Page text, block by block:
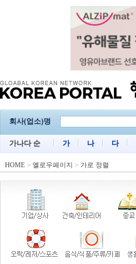
회사(업소)명
가나다 순 가 나 다
HOME > 옐로우페이지 > 가로 정렬